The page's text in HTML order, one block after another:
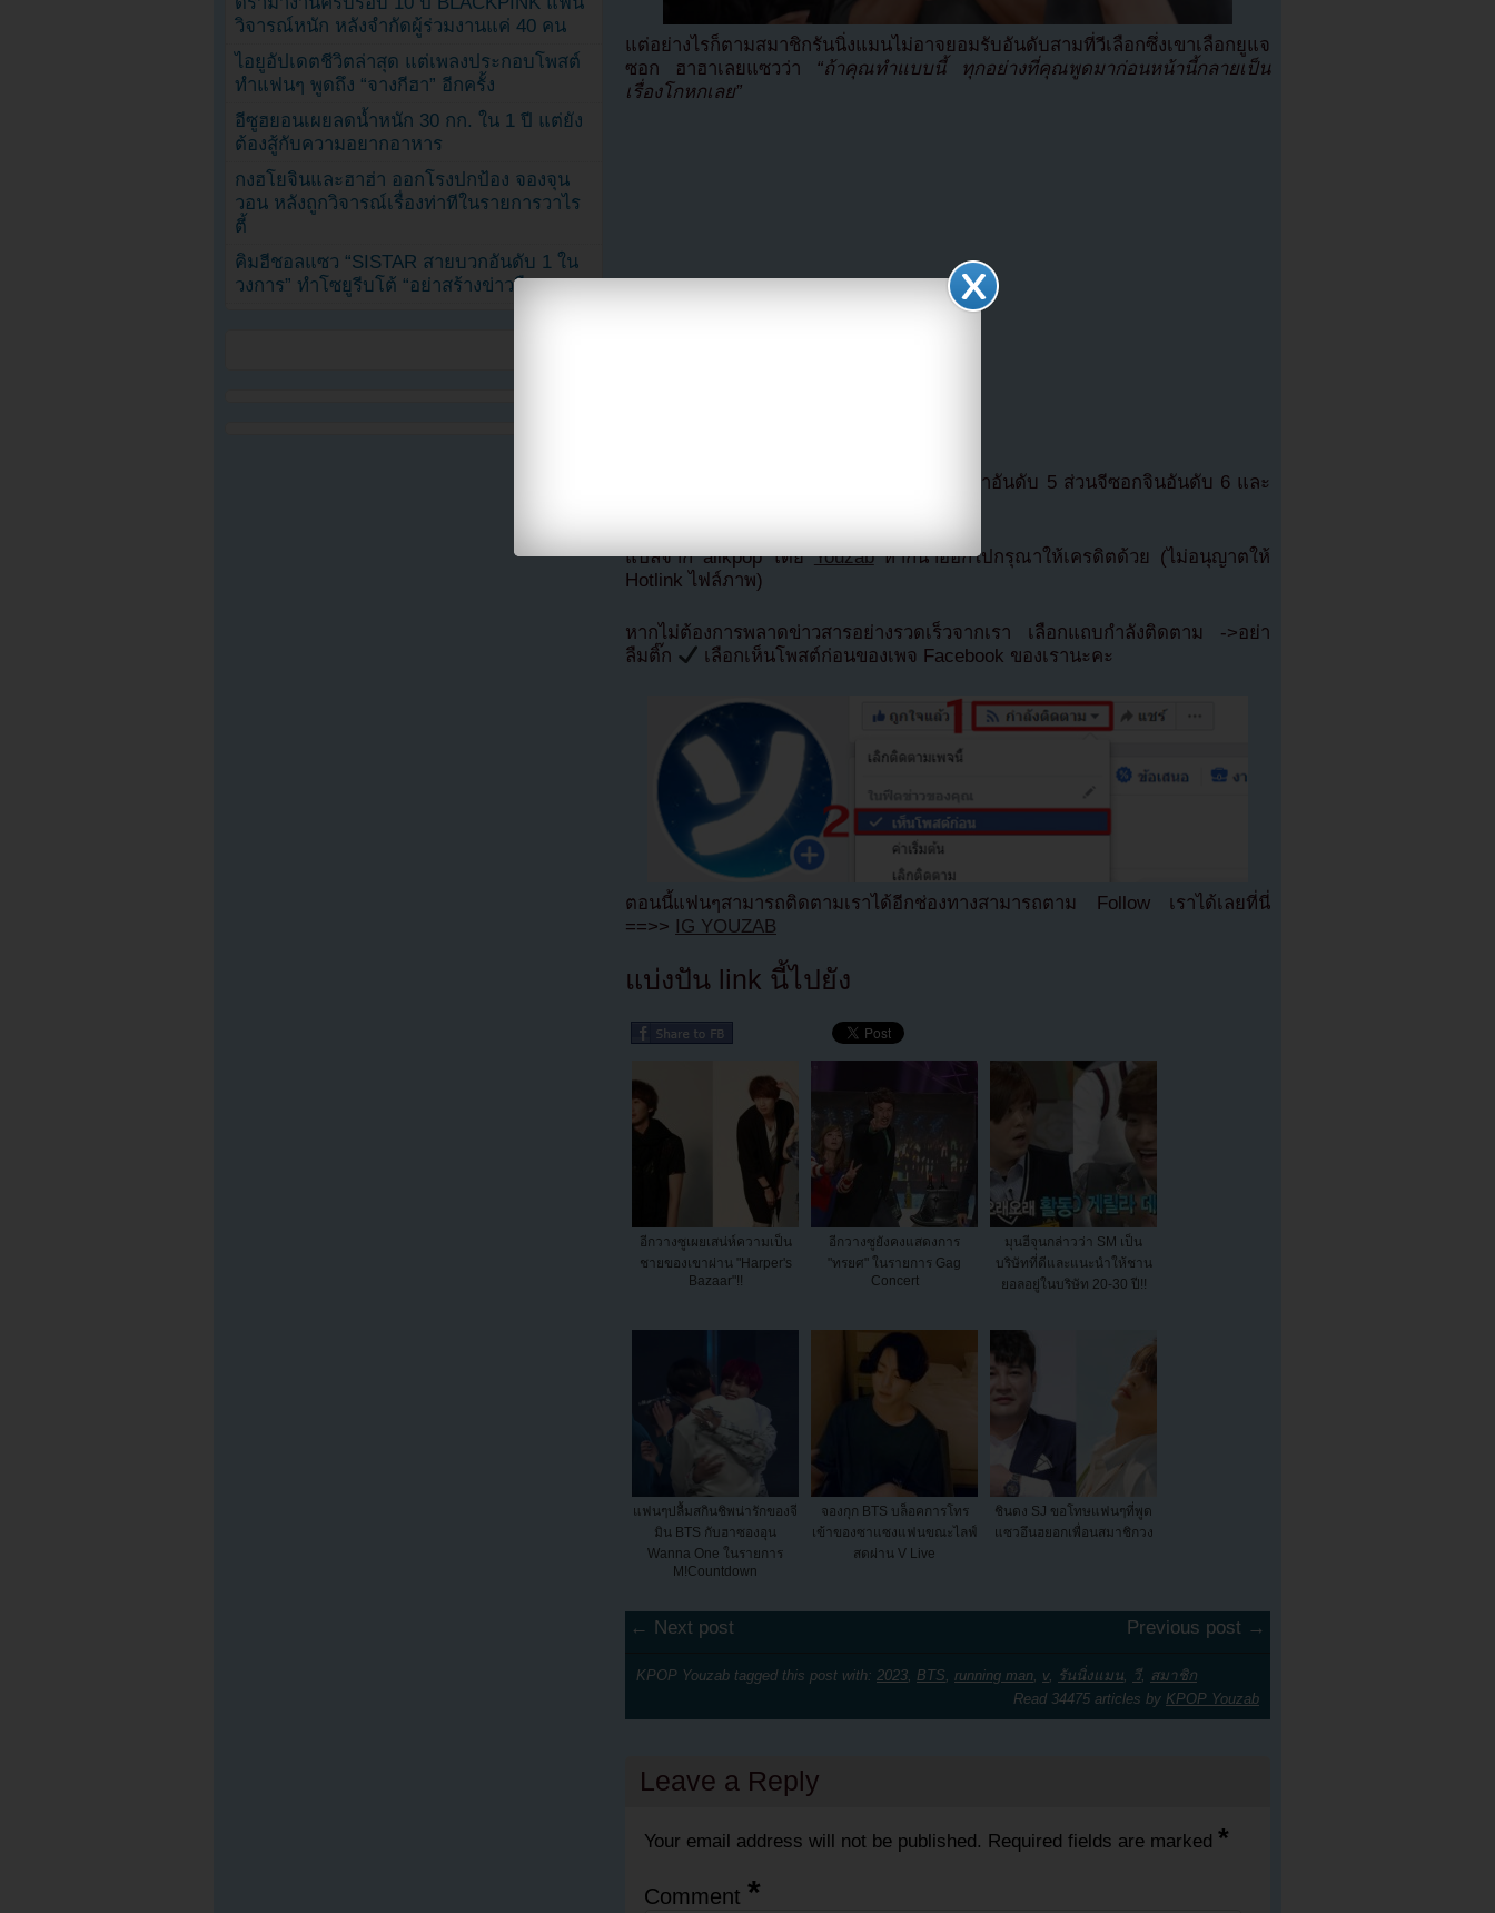
แต่อย่างไรก็ตามสมาชิกรันนิ่งแมนไม่อาจยอมรับอันดับสามที่วีเลือกซึ่งเขาเลือกยูแจ
ซอก ฮาฮาเลยแซวว่า “ถ้าคุณทำแบบนี้ ทุกอย่างที่คุณพูดมาก่อนหน้านี้กลายเป็น
เรื่องโกหกเลย”
จากนั้นวีเลือกจอนโซมินเป็นอันดับ 4 และฮาฮาอันดับ 5 ส่วนจีซอกจินอันดับ 6 และ
แปลจาก allkpop โดยYouzabหากนำออกไปกรุณาให้เครดิตด้วย (ไม่อนุญาตให้
Hotlink ไฟล์ภาพ)
หากไม่ต้องการพลาดข่าวสารอย่างรวดเร็วจากเรา เลือกแถบกำลังติดตาม ->อย่า
ลืมติ๊ก
เลือกเห็นโพสต์ก่อนของเพจ Facebook ของเรานะคะ
ตอนนี้แฟนๆสามารถติดตามเราได้อีกช่องทางสามารถตาม Follow เราได้เลยที่นี่
==>> IG YOUZAB
แบ่งปัน link นี้ไปยัง
อีกวางซูเผยเสน่ห์ความเป็น
ชายของเขาผ่าน "Harper's
Bazaar"!!
อีกวางซูยังคงแสดงการ
"ทรยศ" ในรายการ Gag
Concert
มุนฮีจุนกล่าวว่า SM เป็น
บริษัทที่ดีและแนะนำให้ชาน
ยอลอยู่ในบริษัท 20-30 ปี!!
แฟนๆปลื้มสกินชิพน่ารักของจี
มิน BTS กับฮาซองอุน
Wanna One ในรายการ
M!Countdown
จองกุก BTS บล็อคการโทร
เข้าของซาแซงแฟนขณะไลฟ์
สดผ่าน V Live
ชินดง SJ ขอโทษแฟนๆที่พูด
แซวอึนฮยอกเพื่อนสมาชิกวง
← Next post Previous post →
KPOP Youzab tagged this post with: 2023 BTS running man v, รันนิ่งแมน วี, สมาชิก
Read 34475 articles by KPOP Youzab
Leave a Reply
Your email address will not be published. Required fields are marked *
Comment *
วิจารณ์หนัก หลังจำกัดผู้ร่วมงานแค่ 40 คน
ไอยูอัปเดตชีวิตล่าสุด แต่เพลงประกอบโพสต์
ทำแฟนๆ พูดถึง “จางกีฮา” อีกครั้ง
อีซูฮยอนเผยลดน้ำหนัก 30 กก. ใน 1 ปี แต่ยัง
ต้องสู้กับความอยากอาหาร
กงฮโยจินและฮาฮ่า ออกโรงปกป้อง จองจุน
วอน หลังถูกวิจารณ์เรื่องท่าทีในรายการวาไร
ตี้
คิมฮีชอลแซว “SISTAR สายบวกอันดับ 1 ใน
วงการ” ทำโซยูรีบโต้ “อย่าสร้างข่าวลือ!”